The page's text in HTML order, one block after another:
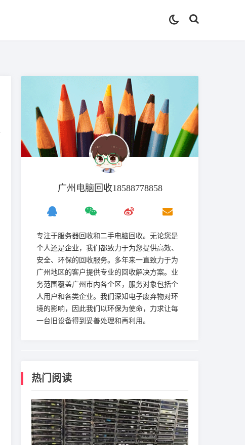
广州电脑回收18588778858
专注于服务器回收和二手电脑回收。无论您是
个人还是企业，我们都致力于为您提供高效、
安全、环保的回收服务。多年来一直致力于为
广州地区的客户提供专业的回收解决方案。业
务范围覆盖广州市内各个区，服务对象包括个
人用户和各类企业。我们深知电子废弃物对环
境的影响，因此我们以环保为使命，力求让每
一台旧设备得到妥善处理和再利用。
热门阅读